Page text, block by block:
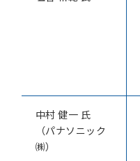
中村 健一 氏
（パナソニック
㈱）